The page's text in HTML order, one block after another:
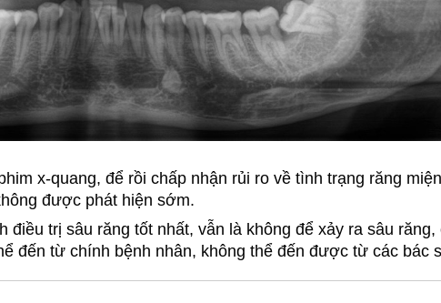
x-quang, để rồi chấp nhận rủi ro về tình trạng răng
được phát hiện sớm.
điều trị sâu răng tốt nhất, vẫn là không để xảy ra sâu răng,
đến từ chính bệnh nhân, không thể đến được từ các bác